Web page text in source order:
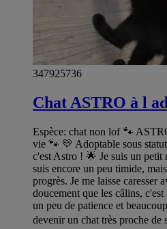
347925736
Chat ASTRO à l
Espèce: chat non lof 🐾
vie 🐾 💛 Adoptable sous
c'est Astro ! 🌟 Je suis un petit
suis encore un peu timide,
progrès. Je me laisse caresser
doucement que les câlins,
un peu de patience et
devenir un chat très proche